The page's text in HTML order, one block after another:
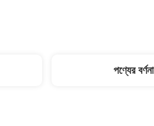
পণ্যের বর্ণনা